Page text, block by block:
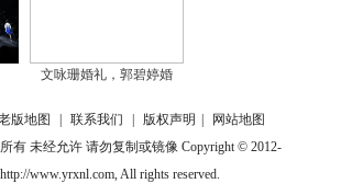
文咏珊婚礼，郭碧婷婚
版地图 联系我们 版权声明
网站地图
有 未经允许 请勿复制或镜像 Copyright © 2012-
www.yrxnl.com, All rights reserved.